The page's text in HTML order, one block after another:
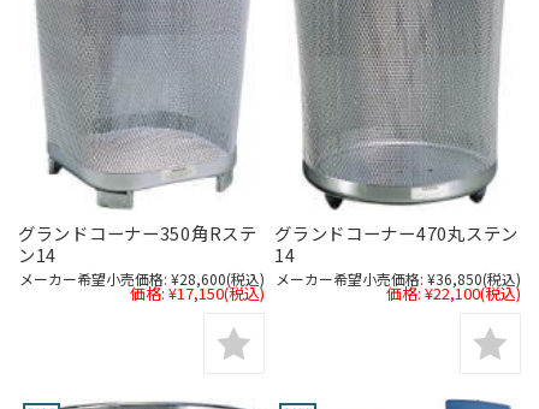
グランドコーナー350角Rステ
ン14
メーカー希望小売価格: ¥28,600(税込)
価格: ¥17,150(税込)
グランドコーナー470丸ステン
14
メーカー希望小売価格: ¥36,850(税込)
価格: ¥22,100(税込)